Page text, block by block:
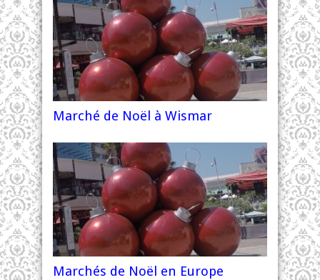
Marché de Noël à Wismar
Marchés de Noël en Europe